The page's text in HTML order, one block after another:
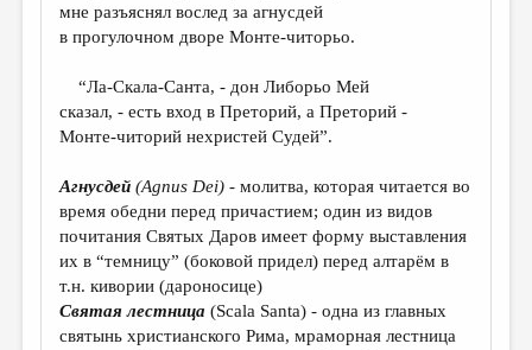
РЕЦЕНЗИРОВАНИЕ
ТРЕДИАКОВСКИЙ
МЕДИА
ВКОНТАКТЕ
мне разъяснял вослед за агнусдей
в прогулочном дворе Монте-читорьо.
“Ла-Скала-Санта, - дон Либорьо Мей
сказал, - есть вход в Преторий, а Преторий -
Монте-читорий нехристей Судей”.
Агнусдей (Agnus Dei) - молитва, которая читается во
время обедни перед причастием; один из видов
почитания Святых Даров имеет форму выставления
их в “темницу” (боковой придел) перед алтарём в
т.н. кивории (дароносице)
Святая лестница (Scala Santa) - одна из главных
святынь христианского Рима, мраморная лестница